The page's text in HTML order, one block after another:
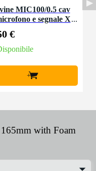
MIC100/0.5 cav
e segnale X
€
+
with Foam